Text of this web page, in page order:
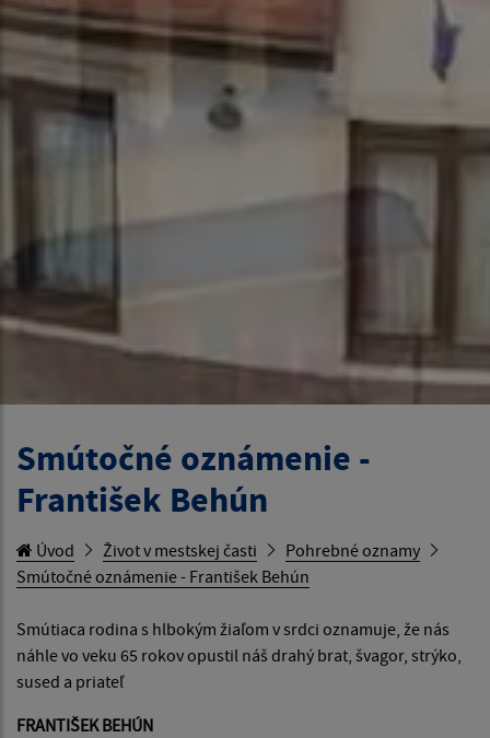
Smútočné oznámenie -
František Behún
Úvod Život v mestskej časti
Pohrebné oznamy
Smútočné oznámenie - František Behún
Smútiaca rodina s hlbokým žiaľom v srdci oznamuje, že nás
náhle vo veku 65 rokov opustil náš drahý brat, švagor, strýko,
sused a priateľ
FRANTIŠEK BEHÚN